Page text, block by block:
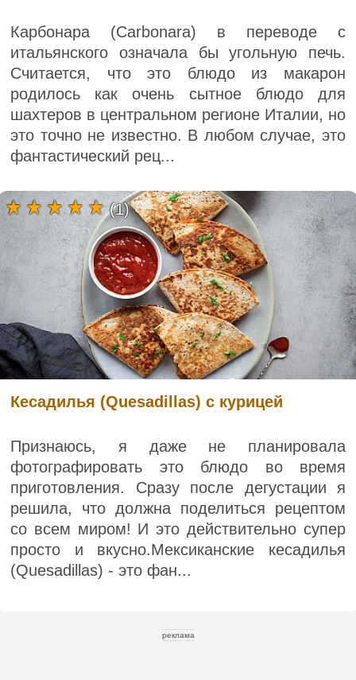
Карбонара (Carbonara) в переводе с
итальянского означала бы угольную печь.
Считается, что это блюдо из макарон
родилось как очень сытное блюдо для
шахтеров в центральном регионе Италии, но
это точно не известно. В любом случае, это
фантастический рец...
Кесадилья (Quesadillas) с курицей
Признаюсь, я даже не планировала
фотографировать это блюдо во время
приготовления. Сразу после дегустации я
решила, что должна поделиться рецептом
со всем миром! И это действительно супер
просто и вкусно.Мексиканские кесадилья
(Quesadillas) - это фан...
(1)
реклама